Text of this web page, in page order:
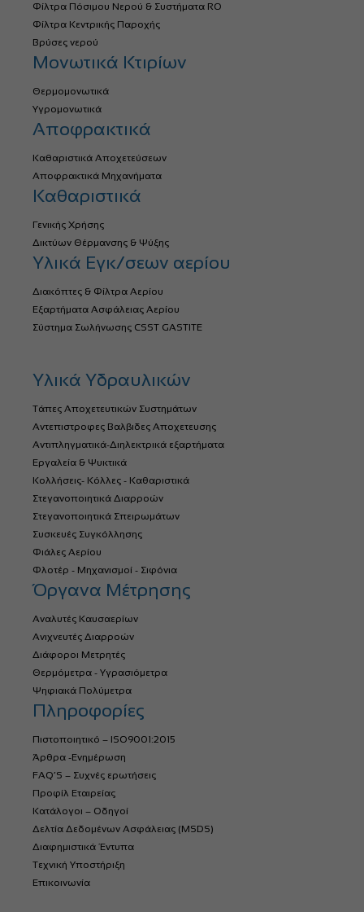
Φίλτρα Πόσιμου Νερού & Συστήματα RO
Φίλτρα Κεντρικής Παροχής
Βρύσες νερού
Μονωτικά Κτιρίων
Θερμομονωτικά
Υγρομονωτικά
Αποφρακτικά
Καθαριστικά Αποχετεύσεων
Αποφρακτικά Μηχανήματα
Καθαριστικά
Γενικής Χρήσης
Δικτύων Θέρμανσης & Ψύξης
Υλικά Εγκ/σεων αερίου
Διακόπτες & Φίλτρα Αερίου
Εξαρτήματα Ασφάλειας Αερίου
Σύστημα Σωλήνωσης CSST GASTITE
Υλικά Υδραυλικών
Τάπες Αποχετευτικών Συστημάτων
Αντεπιστροφες Βαλβιδες Αποχετευσης
Αντιπληγματικά-Διηλεκτρικά εξαρτήματα
Εργαλεία & Ψυκτικά
Κολλήσεις- Κόλλες - Καθαριστικά
Στεγανοποιητικά Διαρροών
Στεγανοποιητικά Σπειρωμάτων
Συσκευές Συγκόλλησης
Φιάλες Αερίου
Φλοτέρ - Μηχανισμοί - Σιφόνια
Όργανα Μέτρησης
Αναλυτές Καυσαερίων
Ανιχνευτές Διαρροών
Διάφοροι Μετρητές
Θερμόμετρα - Υγρασιόμετρα
Ψηφιακά Πολύμετρα
Πληροφορίες
Πιστοποιητικό – ISO9001:2015
Άρθρα -Ενημέρωση
FAQ’S – Συχνές ερωτήσεις
Προφίλ Εταιρείας
Κατάλογοι – Οδηγοί
Δελτία Δεδομένων Ασφάλειας (MSDS)
Διαφημιστικά Έντυπα
Τεχνική Υποστήριξη
Επικοινωνία